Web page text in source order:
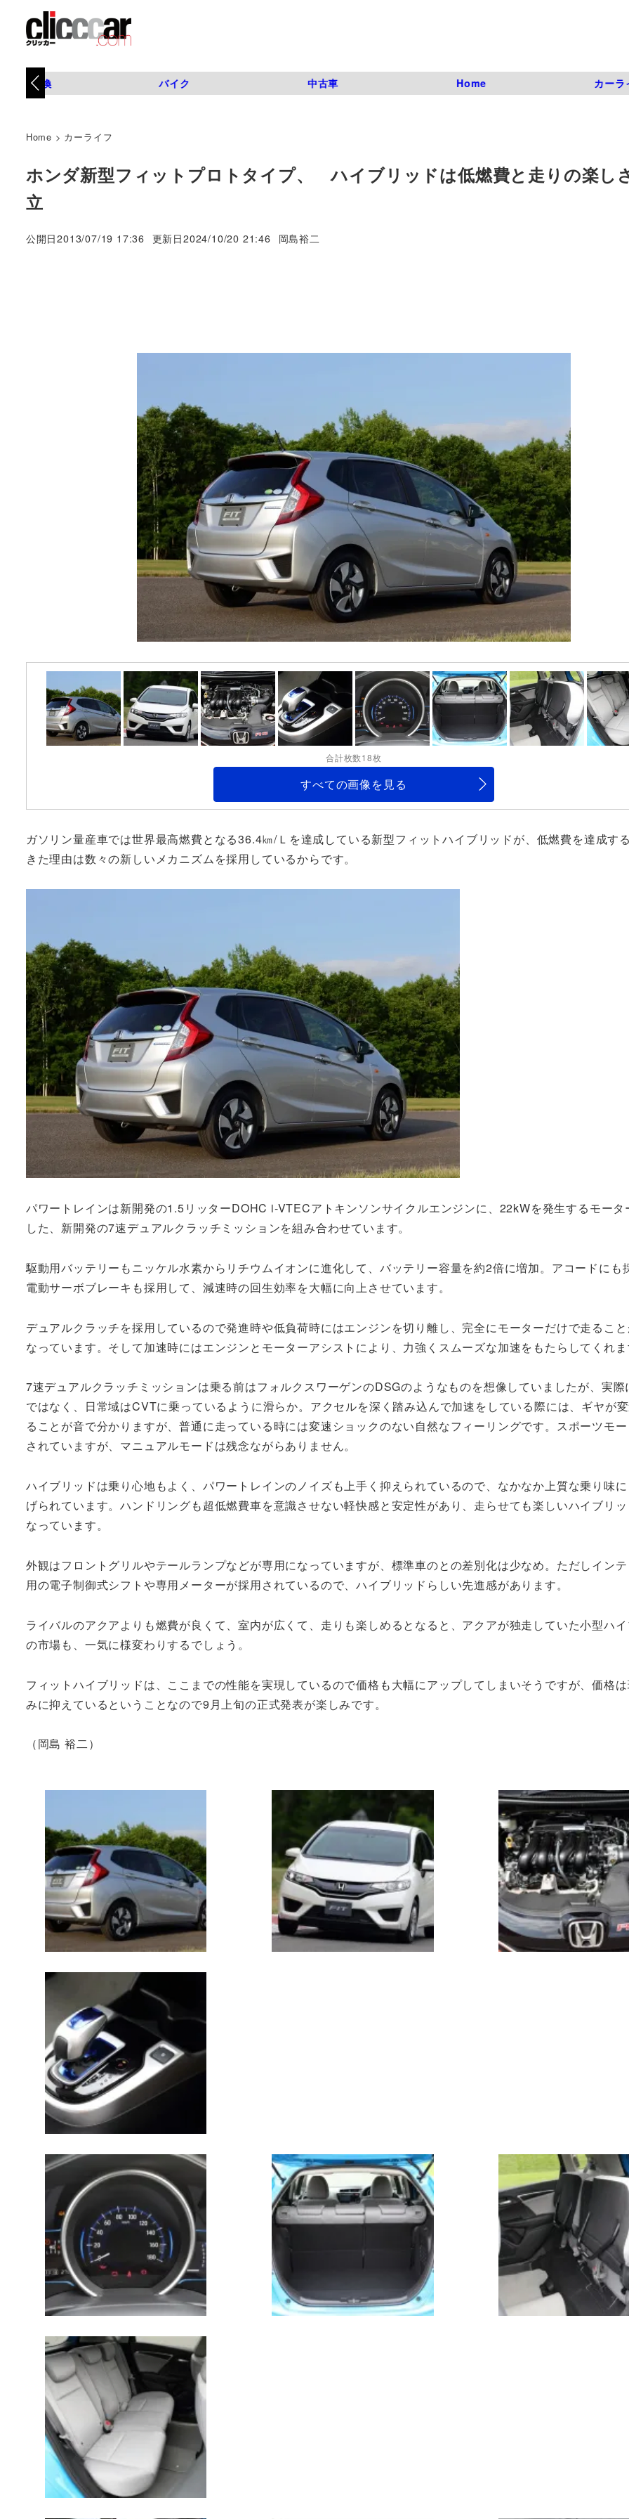
タイヤ交換 バイク 中古車 Home カーラ
Home > カーライフ
ホンダ新型フィットプロトタイプ、 ハイブリッドは低燃費と走りの楽し
立
公開日2013/07/19 17:36 更新日2024/10/20 21:46
著
岡島裕二
合計枚数18枚
すべての画像を見る
ガソリン量産車では世界最高燃費となる36.4㎞/Ｌを達成している新型フィットハイブリッドが、低燃費を達成す
きた理由は数々の新しいメカニズムを採用しているからです。
パワートレインは新開発の1.5リッターDOHC i-VTECアトキンソンサイクルエンジンに、22kWを発生するモータ
した、新開発の7速デュアルクラッチミッションを組み合わせています。
駆動用バッテリーもニッケル水素からリチウムイオンに進化して、バッテリー容量を約2倍に増加。アコードにも
電動サーボブレーキも採用して、減速時の回生効率を大幅に向上させています。
デュアルクラッチを採用しているので発進時や低負荷時にはエンジンを切り離し、完全にモーターだけで走ること
なっています。そして加速時にはエンジンとモーターアシストにより、力強くスムーズな加速をもたらしてくれま
7速デュアルクラッチミッションは乗る前はフォルクスワーゲンのDSGのようなものを想像していましたが、実際
ではなく、日常域はCVTに乗っているように滑らか。アクセルを深く踏み込んで加速をしている際には、ギヤが
ることが音で分かりますが、普通に走っている時には変速ショックのない自然なフィーリングです。スポーツモ
されていますが、マニュアルモードは残念ながらありません。
ハイブリッドは乗り心地もよく、パワートレインのノイズも上手く抑えられているので、なかなか上質な乗り味
げられています。ハンドリングも超低燃費車を意識させない軽快感と安定性があり、走らせても楽しいハイブリッ
なっています。
外観はフロントグリルやテールランプなどが専用になっていますが、標準車のとの差別化は少なめ。ただしイン
用の電子制御式シフトや専用メーターが採用されているので、ハイブリッドらしい先進感があります。
ライバルのアクアよりも燃費が良くて、室内が広くて、走りも楽しめるとなると、アクアが独走していた小型ハ
の市場も、一気に様変わりするでしょう。
フィットハイブリッドは、ここまでの性能を実現しているので価格も大幅にアップしてしまいそうですが、価格
みに抑えているということなので9月上旬の正式発表が楽しみです。
（岡島 裕二）